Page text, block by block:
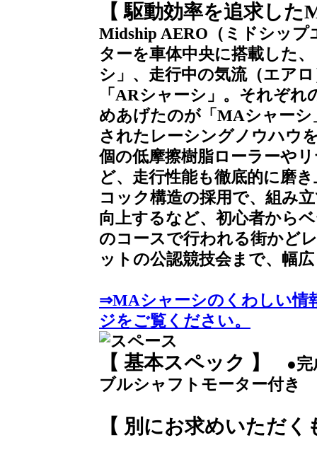
【 駆動効率を追求し
Midship AERO（ミドシッ
ターを車体中央に搭載した
シ」、走行中の気流（エア
「ARシャーシ」。それぞ
めあげたのが「MAシャー
されたレーシングノウハウ
個の低摩擦樹脂ローラーや
ど、走行性能も徹底的に磨
コック構造の採用で、組み
向上するなど、初心者から
のコースで行われる街かど
ットの公認競技会まで、幅
⇒MAシャーシのくわしい情
ジをご覧ください。
【 基本スペック 】
●完
ブルシャフトモーター付き
【 別にお求めいただく